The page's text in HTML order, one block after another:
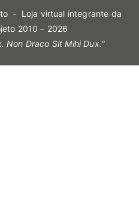
- Loja virtual integrante da
2010 – 2026
Non Draco Sit Mihi Dux."